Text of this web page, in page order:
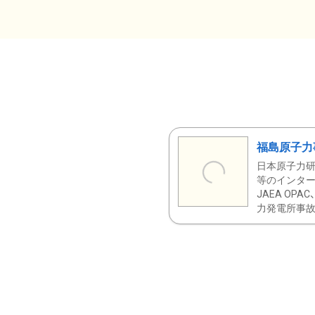
福島原子
日本原子力
等のインタ
JAEA OPAC
力発電所事